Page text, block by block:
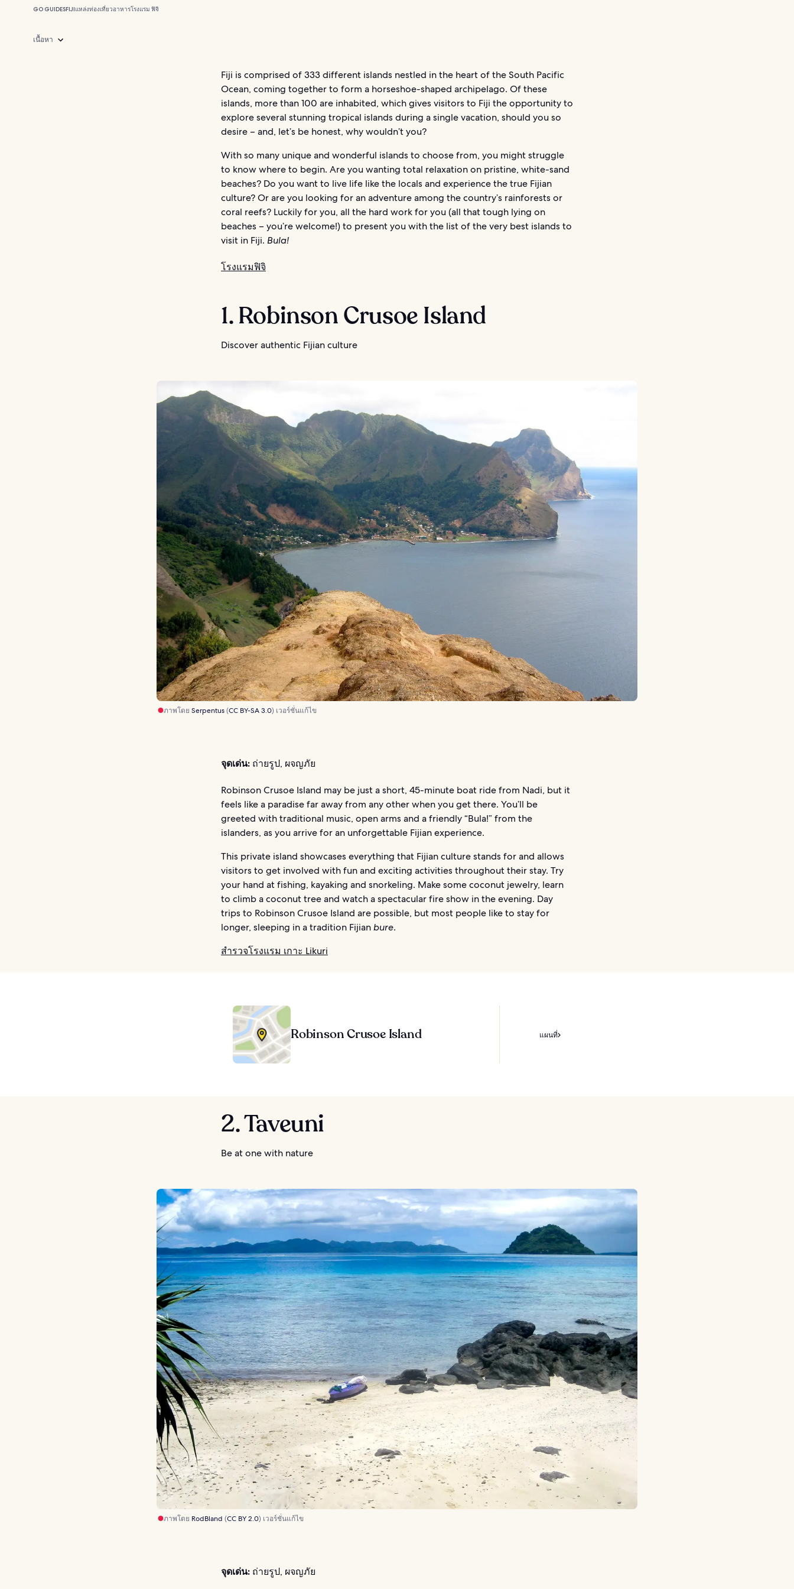
GO GUIDESFIJIแหล่งท่องเที่ยวอาหารโรงแรม ฟิจิ
เนื้อหา
Fiji is comprised of 333 different islands nestled in the heart of the South Pacific
Ocean, coming together to form a horseshoe-shaped archipelago. Of these
islands, more than 100 are inhabited, which gives visitors to Fiji the opportunity to
explore several stunning tropical islands during a single vacation, should you so
desire – and, let’s be honest, why wouldn’t you?
With so many unique and wonderful islands to choose from, you might struggle
to know where to begin. Are you wanting total relaxation on pristine, white-sand
beaches? Do you want to live life like the locals and experience the true Fijian
culture? Or are you looking for an adventure among the country’s rainforests or
coral reefs? Luckily for you, all the hard work for you (all that tough lying on
beaches – you’re welcome!) to present you with the list of the very best islands to
visit in Fiji. Bula!
โรงแรมฟิจิ
1. Robinson Crusoe Island
Discover authentic Fijian culture
ภาพโดยSerpentus(CC BY-SA 3.0) เวอร์ชั่นแก้ไข
จุดเด่น: ถ่ายรูป, ผจญภัย
Robinson Crusoe Island may be just a short, 45-minute boat ride from Nadi, but it
feels like a paradise far away from any other when you get there. You’ll be
greeted with traditional music, open arms and a friendly “Bula!” from the
islanders, as you arrive for an unforgettable Fijian experience.
This private island showcases everything that Fijian culture stands for and allows
visitors to get involved with fun and exciting activities throughout their stay. Try
your hand at fishing, kayaking and snorkeling. Make some coconut jewelry, learn
to climb a coconut tree and watch a spectacular fire show in the evening. Day
trips to Robinson Crusoe Island are possible, but most people like to stay for
longer, sleeping in a tradition Fijianbure.
สำรวจโรงแรม เกาะ Likuri
Robinson Crusoe Island แผนที่
2. Taveuni
Be at one with nature
ภาพโดย RodBland (CC BY 2.0) เวอร์ชั่นแก้ไข
จุดเด่น: ถ่ายรูป, ผจญภัย